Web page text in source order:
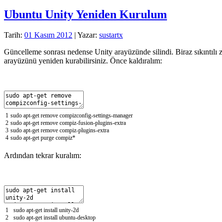
Ubuntu Unity Yeniden Kurulum
Tarih: 01 Kasım 2012 | Yazar: sustartx
Güncelleme sonrası nedense Unity arayüzünde silindi. Biraz
arayüzünü yeniden kurabilirsiniz. Önce kaldıralım:
1
2
3
4
sudo apt-getremove compizconfig-settings-manager
sudo apt-getremove compiz-fusion-plugins-extra
sudo apt-getremove compiz-plugins-extra
sudo apt-getpurge compiz*
Ardından tekrar kuralım:
1
2
sudo apt-getinstall unity-2d
sudo apt-getinstall ubuntu-desktop